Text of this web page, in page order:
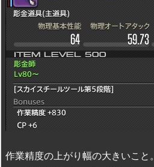
作業精度の上がり幅の大きいこと。